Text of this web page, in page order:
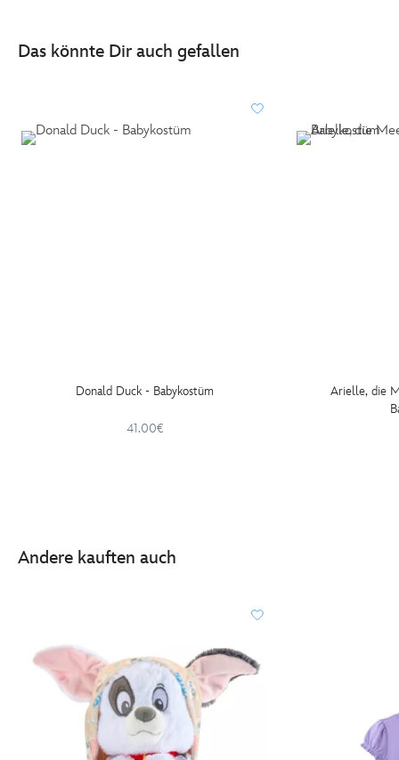
Das könnte Dir auch gefallen
Donald Duck - Babykostüm
41.00€
Arielle, die
Andere kauften auch